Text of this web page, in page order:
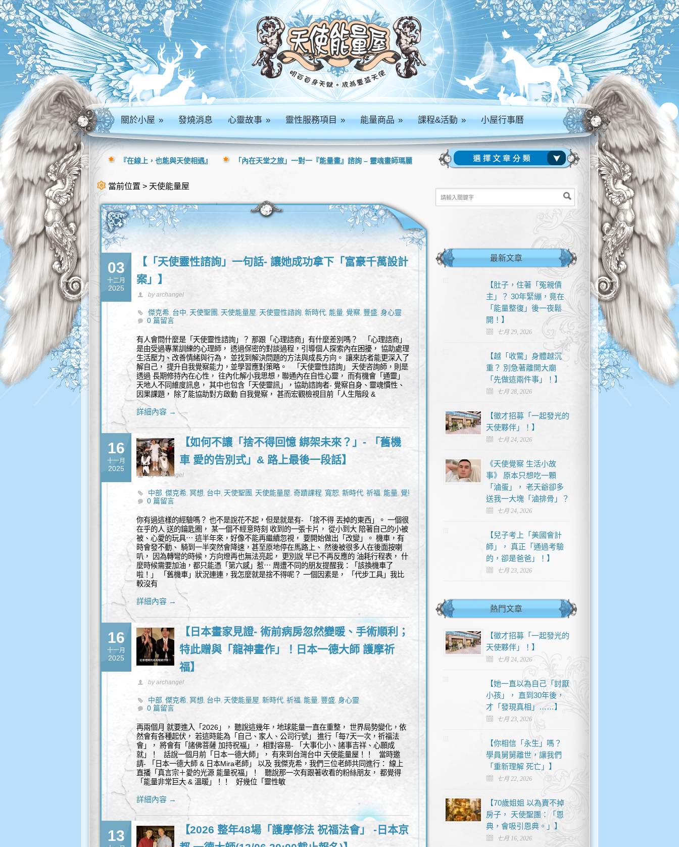
關於小屋» 發燒消息 心靈故事» 靈性服務項目» 能量商品» 課程&活動» 小屋行事曆
當前位置 > 天使能量屋
03
十二月
2025
【「天使靈性諮詢」一句話- 讓她成功拿下「富豪千萬設計
案」】
by archangel
傑克希, 台中, 天使聖團, 天使能量屋, 天使靈性諮詢, 新時代, 能量, 覺察, 豐盛, 身心靈
0 篇留言
有人會問什麼是「天使靈性諮詢」？ 那跟「心理諮商」有什麼差別嗎？ 「心理諮商」
是由受過專業訓練的心理師， 透過保密的對談過程，引導個人探索內在困擾， 協助處理
生活壓力、改善情緒與行為， 並找到解決問題的方法與成長方向。 讓來訪者能更深入了
解自己， 提升自我覺察能力，並學習應對策略。 「天使靈性諮詢」 天使咨詢師，則是
透過 長期修持內在心性， 往內化解小我思想，聯通內在自性心靈， 而有機會「通靈」
天地人不同維度訊息， 其中也包含「天使靈訊」，協助諮詢者- 覺察自身、靈魂慣性、
因果課題， 除了能協助對方啟動 自我覺察， 甚而宏觀檢視目前「人生階段 &
詳細內容 →
16
十一月
2025
【如何不讓「捨不得回憶 綁架未來？」- 「舊機
車 愛的告別式」& 路上最後一段話】
by archangel
中部, 傑克希, 冥想, 台中, 天使聖團, 天使能量屋, 奇蹟課程, 寬恕, 新時代, 祈福, 能量, 覺察
豐盛,身心靈
0 篇留言
你有過這樣的經驗嗎？ 也不是說花不起，但是就是有- 「捨不得 丟掉的東西」。 一個很
在乎的人 送的鑰匙圈， 某一個不經意時刻 收到的一張卡片， 從小到大 陪著自己的小被
被、心愛的玩具⋯ 這半年來，好像不能再繼續忽視， 要開始做出「改變」。 機車，有
時會發不動、 騎到一半突然會降速，甚至原地停在馬路上、 然後被很多人在後面按喇
叭， 因為轉彎的時候，方向燈再也無法亮起， 更別說 早已不再反應的 油耗行程表， 什
麼時候需要加油，都只能憑「第六感」惹⋯ 周遭不同的朋友提醒我：「該換機車了
啦！」 「舊機車」狀況連連，我怎麼就是捨不得呢？ 一個因素是， 「代步工具」我比
較沒有
詳細內容 →
16
十一月
2025
【日本畫家見證- 術前病房忽然變暖、手術順利；
特此贈與「龍神畫作」！日本一德大師 護摩祈
福】
by archangel
中部, 傑克希, 冥想, 台中, 天使能量屋, 新時代, 祈福, 能量, 豐盛, 身心靈
0 篇留言
再兩個月 就要進入「2026」， 聽說這幾年，地球能量一直在重整， 世界局勢變化，依
然會有各種起伏， 若這時能為「自己、家人、公司行號」 進行「每7天一次，祈福法
會」， 將會有「諸佛菩薩 加持祝福」， 相對容易- 「大事化小、諸事吉祥、心願成
就」！ 話說一個月前「日本一德大師」， 有來到台灣台中 天使能量屋！！ 當時邀
請- 「日本一德大師 & 日本Mira老師」 以及 我傑克希，我們三位老師共同進行： 線上
直播「真言宗＋愛的光源 能量祝福」！ 聽說那一次有跟著收看的粉絲朋友， 都覺得
「能量非常巨大 & 溫暖」！！ 好幾位「靈性敏
詳細內容 →
13
【2026 整年48場「護摩修法 祝福法會」 -日本京
最新文章
【肚子，住著「冤親債
主」？ 30年緊繃，竟在
「能量整復」後一夜鬆
開！】
七月 29, 2026
【越「收驚」身體越沉
重？ 別急著離開大廟
「先做這兩件事」！】
七月 28, 2026
【徵才招募「一起發光的
天使夥伴」！】
七月 24, 2026
《天使覺察 生活小故
事》 原本只想吃一顆
「滷蛋」， 老天爺卻多
送我一大塊「滷排骨」？
七月 24, 2026
【兒子考上「美國會計
師」， 真正「通過考驗
的，卻是爸爸」！】
七月 23, 2026
熱門文章
【徵才招募「一起發光的
天使夥伴」！】
七月 24, 2026
【她一直以為自己「討厭
小孩」， 直到30年後，
才「發現真相」……】
七月 23, 2026
【你相信「永生」嗎？
學員舅舅離世，讓我們
「重新理解 死亡」】
七月 22, 2026
【70歲姐姐 以為賣不掉
房子， 天使聖團：「恩
典，會吸引恩典。」】
七月 16, 2026
『在線上，也能與天使相遇』 「內在天堂之旅」一對一『能量畫』諮詢 – 靈魂畫師瑪麗